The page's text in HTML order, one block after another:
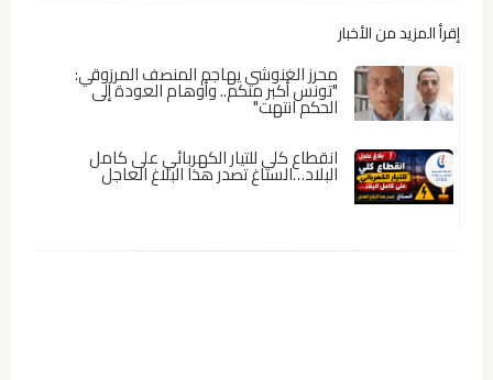
إقرأ المزيد من الأخبار
محرز الغنوشي يهاجم المنصف المرزوقي:
"تونس أكبر منكم.. وأوهام العودة إلى
الحكم انتهت"
انقطاع كلي للتيار الكهربائي على كامل
البلاد…الستاغ تصدر هذا البلاغ العاجل